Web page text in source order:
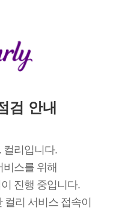
검 안내
컬리입니다.
비스를 위해
진행 중입니다.
리 서비스 접속이